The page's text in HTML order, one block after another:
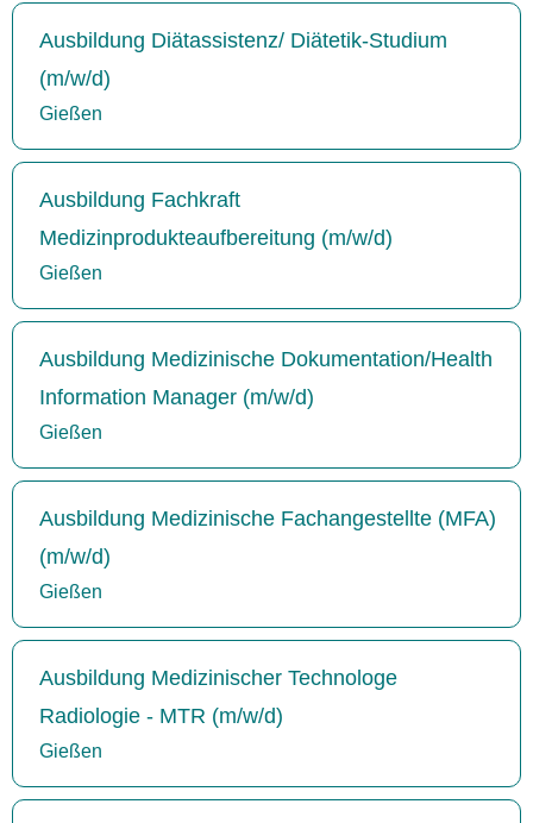
Ausbildung Diätassistenz/ Diätetik-Studium
(m/w/d)
Gießen
Ausbildung Fachkraft
Medizinprodukteaufbereitung (m/w/d)
Gießen
Ausbildung Medizinische Dokumentation/Health
Information Manager (m/w/d)
Gießen
Ausbildung Medizinische Fachangestellte (MFA)
(m/w/d)
Gießen
Ausbildung Medizinischer Technologe
Radiologie - MTR (m/w/d)
Gießen